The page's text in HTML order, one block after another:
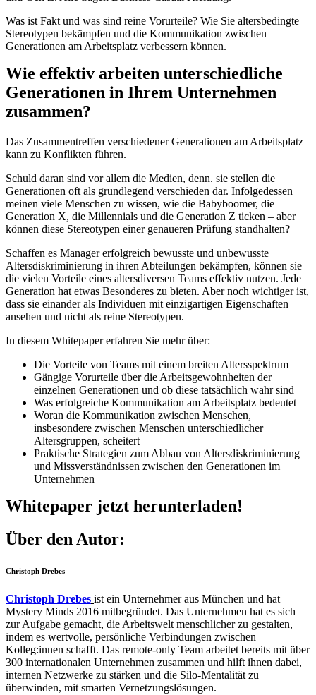
Was ist Fakt und was sind reine Vorurteile? Wie Sie altersbedingte
Stereotypen bekämpfen und die Kommunikation zwischen
Generationen am Arbeitsplatz verbessern können.
Wie effektiv arbeiten unterschiedliche
Generationen in Ihrem Unternehmen
zusammen?
Das Zusammentreffen verschiedener Generationen am Arbeitsplatz
kann zu Konflikten führen.
Schuld daran sind vor allem die Medien, denn. sie stellen die
Generationen oft als grundlegend verschieden dar. Infolgedessen
meinen viele Menschen zu wissen, wie die Babyboomer, die
Generation X, die Millennials und die Generation Z ticken – aber
können diese Stereotypen einer genaueren Prüfung standhalten?
Schaffen es Manager erfolgreich bewusste und unbewusste
Altersdiskriminierung in ihren Abteilungen bekämpfen, können sie
die vielen Vorteile eines altersdiversen Teams effektiv nutzen. Jede
Generation hat etwas Besonderes zu bieten. Aber noch wichtiger ist,
dass sie einander als Individuen mit einzigartigen Eigenschaften
ansehen und nicht als reine Stereotypen.
In diesem Whitepaper erfahren Sie mehr über:
Die Vorteile von Teams mit einem breiten Altersspektrum
Gängige Vorurteile über die Arbeitsgewohnheiten der
einzelnen Generationen und ob diese tatsächlich wahr sind
Was erfolgreiche Kommunikation am Arbeitsplatz bedeutet
Woran die Kommunikation zwischen Menschen,
insbesondere zwischen Menschen unterschiedlicher
Altersgruppen, scheitert
Praktische Strategien zum Abbau von Altersdiskriminierung
und Missverständnissen zwischen den Generationen im
Unternehmen
Whitepaper jetzt herunterladen!
Über den Autor:
Christoph Drebes
Christoph Drebes ist ein Unternehmer aus München und hat
Mystery Minds 2016 mitbegründet. Das Unternehmen hat es sich
zur Aufgabe gemacht, die Arbeitswelt menschlicher zu gestalten,
indem es wertvolle, persönliche Verbindungen zwischen
Kolleg:innen schafft. Das remote-only Team arbeitet bereits mit über
300 internationalen Unternehmen zusammen und hilft ihnen dabei,
internen Netzwerke zu stärken und die Silo-Mentalität zu
überwinden, mit smarten Vernetzungslösungen.